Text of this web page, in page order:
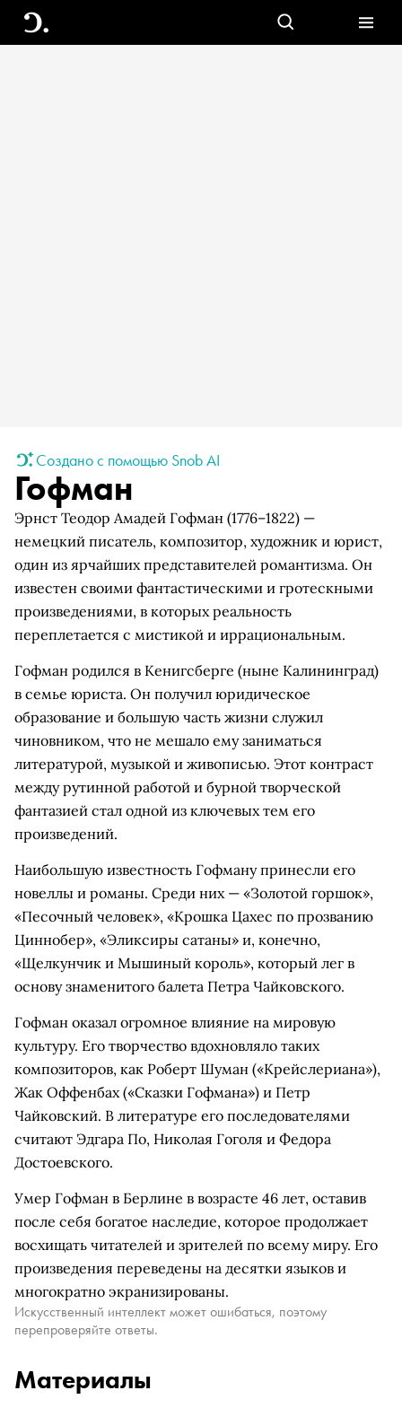
Создано с помощью Snob AI
Гофман
Эрнст Теодор Амадей Гофман (1776–1822) —
немецкий писатель, композитор, художник и юрист,
один из ярчайших представителей романтизма. Он
известен своими фантастическими и гротескными
произведениями, в которых реальность
переплетается с мистикой и иррациональным.
Гофман родился в Кенигсберге (ныне Калининград)
в семье юриста. Он получил юридическое
образование и большую часть жизни служил
чиновником, что не мешало ему заниматься
литературой, музыкой и живописью. Этот контраст
между рутинной работой и бурной творческой
фантазией стал одной из ключевых тем его
произведений.
Наибольшую известность Гофману принесли его
новеллы и романы. Среди них — «Золотой горшок»,
«Песочный человек», «Крошка Цахес по прозванию
Циннобер», «Эликсиры сатаны» и, конечно,
«Щелкунчик и Мышиный король», который лег в
основу знаменитого балета Петра Чайковского.
Гофман оказал огромное влияние на мировую
культуру. Его творчество вдохновляло таких
композиторов, как Роберт Шуман («Крейслериана»),
Жак Оффенбах («Сказки Гофмана») и Петр
Чайковский. В литературе его последователями
считают Эдгара По, Николая Гоголя и Федора
Достоевского.
Умер Гофман в Берлине в возрасте 46 лет, оставив
после себя богатое наследие, которое продолжает
восхищать читателей и зрителей по всему миру. Его
произведения переведены на десятки языков и
многократно экранизированы.
Искусственный интеллект может ошибаться, поэтому
перепроверяйте ответы.
Материалы